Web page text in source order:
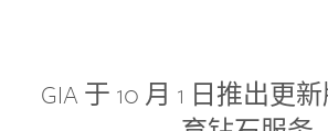
GIA 于 10 月 1 日推出更